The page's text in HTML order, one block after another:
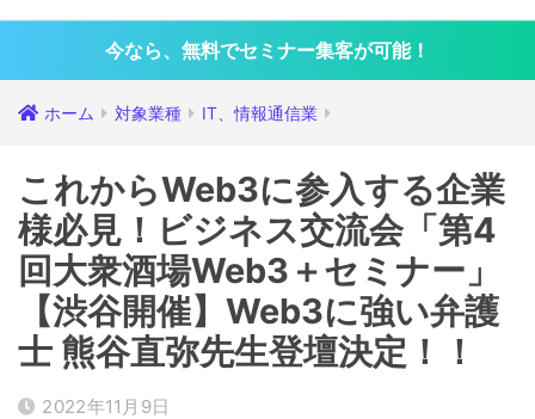
今なら、無料でセミナー集客が可能！
ホーム 対象業種 IT、情報通信業
これからWeb3に参入する企業
様必見！ビジネス交流会「第4
回大衆酒場Web3＋セミナー」
【渋谷開催】Web3に強い弁護
士 熊谷直弥先生登壇決定！！
2022年11月9日